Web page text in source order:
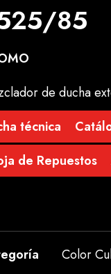
85
de ducha
técnica
de Repuestos
Color